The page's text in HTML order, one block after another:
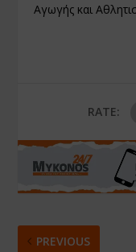
Αγωγής και
RATE:
PREVIOUS